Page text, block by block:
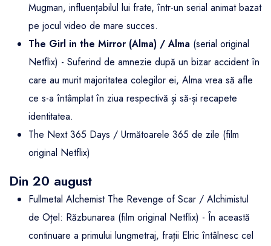
Mugman, influențabilul lui frate, într-un serial animat bazat
pe jocul video de mare succes.
The Girl in the Mirror (Alma) / Alma (serial original
Netflix) - Suferind de amnezie după un bizar accident în
care au murit majoritatea colegilor ei, Alma vrea să afle
ce s-a întâmplat în ziua respectivă și să-și recapete
identitatea.
The Next 365 Days / Următoarele 365 de zile (film
original Netflix)
Din 20 august
Fullmetal Alchemist The Revenge of Scar / Alchimistul
de Oțel: Răzbunarea (film original Netflix) - În această
continuare a primului lungmetraj, frații Elric întâlnesc cel